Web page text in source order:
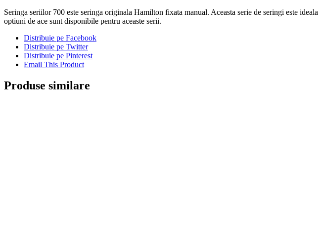
Seringa seriilor 700 este seringa originala Hamilton fixata manual. Aceasta serie de seringi este
optiuni de ace sunt disponibile pentru aceaste serii.
Distribuie pe Facebook
Distribuie pe Twitter
Distribuie pe Pinterest
Email This Product
Produse similare